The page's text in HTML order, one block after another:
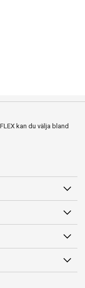
kan du välja bland